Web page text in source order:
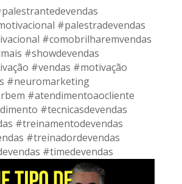
#palestradevendas
#comobrilharemvendas
#showdevendas
#vendas #motivação
#neuromarketing
#atendimentoaocliente
#tecnicasdevendas
#treinamentodevendas
#treinadordevendas
#timedevendas